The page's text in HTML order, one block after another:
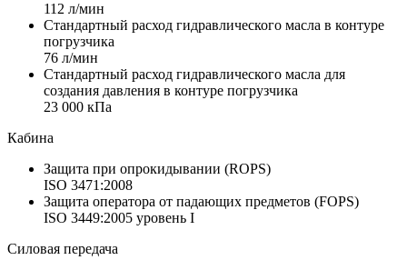
112 л/мин
Стандартный расход гидравлического масла в контуре
погрузчика
76 л/мин
Стандартный расход гидравлического масла для
создания давления в контуре погрузчика
23 000 кПа
Кабина
Защита при опрокидывании (ROPS)
ISO 3471:2008
Защита оператора от падающих предметов (FOPS)
ISO 3449:2005 уровень I
Силовая передача